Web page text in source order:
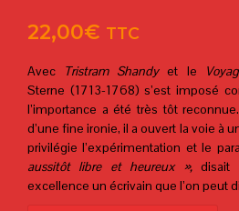
22,00€ TTC
Avec Tristram Shandyet le
Sterne (1713-1768) s’est imposé
l’importance a été très tôt
d’une fine ironie, il a ouvert la voie à
privilégie l’expérimentation et le
aussitôt libre et heureux »,disait
excellence un écrivain que l’on peut